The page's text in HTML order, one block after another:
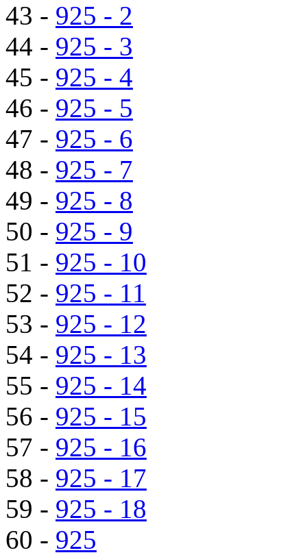
43 - 925 - 2
44 - 925 - 3
45 - 925 - 4
46 - 925 - 5
47 - 925 - 6
48 - 925 - 7
49 - 925 - 8
50 - 925 - 9
51 - 925 - 10
52 - 925 - 11
53 - 925 - 12
54 - 925 - 13
55 - 925 - 14
56 - 925 - 15
57 - 925 - 16
58 - 925 - 17
59 - 925 - 18
60 - 925